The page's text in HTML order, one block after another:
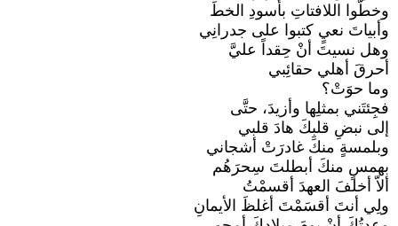
وخطُّوا اللافتاتِ بأسودِ الخطِّ
وأبياتَ نعيٍ كتبوا على جدرانِي
وهل نسيتَ أنْ حِقداً عليَّ
أحرقَ أهلي حقائِبي
وما حوَتْ؟
فجِئتَني بمثلِها وأزيدَ، حتَّى
إلى نبضِ قلبِكَ هادَ قلبي
وبلمسةٍ منكَ غادرَتْ أشجاني
بهمسٍ منكَ أبطلتَ سِحرَهُم
ألاّ أخلفَ العهدَ أقسمْتُ
ولِي أنتَ أقسَمْتَ أغلظَ الأيمانِ